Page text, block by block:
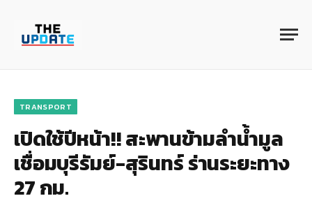
TRANSPORT
เปิดใช้ปีหน้า!! สะพานข้ามลำน้ำมูล
เชื่อมบุรีรัมย์-สุรินทร์ ร่านระยะทาง
27 กม.